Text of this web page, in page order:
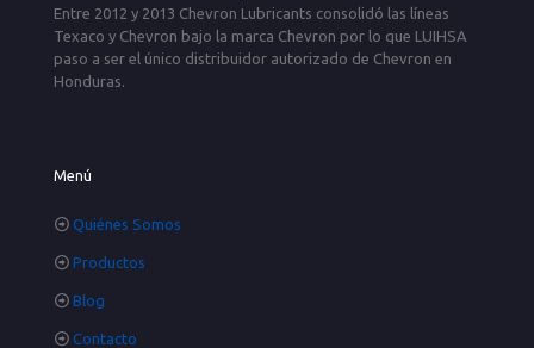
Entre 2012 y 2013 Chevron Lubricants consolidó las líneas
Texaco y Chevron bajo la marca Chevron por lo que LUIHSA
paso a ser el único distribuidor autorizado de Chevron en
Honduras.
Menú
Quiénes Somos
Productos
Blog
Contacto